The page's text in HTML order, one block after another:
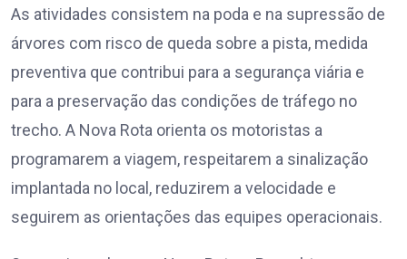
As atividades consistem na poda e na supressão de
árvores com risco de queda sobre a pista, medida
preventiva que contribui para a segurança viária e
para a preservação das condições de tráfego no
trecho. A Nova Rota orienta os motoristas a
programarem a viagem, respeitarem a sinalização
implantada no local, reduzirem a velocidade e
seguirem as orientações das equipes operacionais.